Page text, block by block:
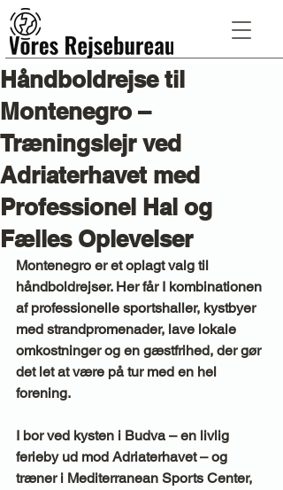
Håndboldrejse til
Montenegro –
Træningslejr ved
Adriaterhavet med
Professionel Hal og
Fælles Oplevelser
Montenegro er et oplagt valg til
håndboldrejser. Her får I kombinationen
af professionelle sportshaller, kystbyer
med strandpromenader, lave lokale
omkostninger og en gæstfrihed, der gør
det let at være på tur med en hel
forening.
I bor ved kysten i Budva – en livlig
ferieby ud mod Adriaterhavet – og
træner i Mediterranean Sports Center,